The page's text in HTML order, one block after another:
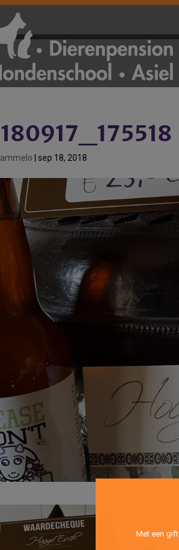
|sep 18, 2018
Met een